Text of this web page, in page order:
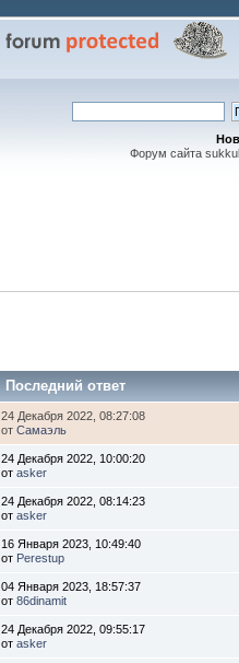
Форум сайта
Последний ответ
24 Декабря 2022, 08:27:08
отСамаэль
24 Декабря 2022, 10:00:20
отasker
24 Декабря 2022, 08:14:23
отasker
16 Января 2023, 10:49:40
от Perestup
04 Января 2023, 18:57:37
от86dinamit
24 Декабря 2022, 09:55:17
отasker